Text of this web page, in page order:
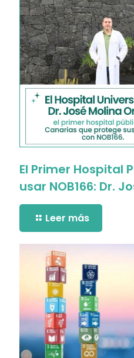
El Primer Hospital
usar NOB166: Dr.
Leer más